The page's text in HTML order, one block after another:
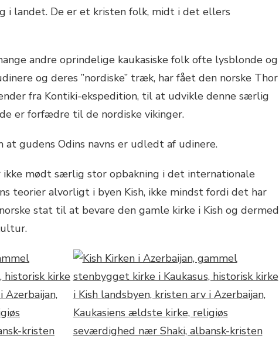
i landet. De er et kristen folk, midt i det ellers
andre oprindelige kaukasiske folk ofte lysblonde og
og deres ”nordiske” træk, har fået den norske Thor
fra Kontiki-ekspedition, til at udvikle denne særlig
er forfædre til de nordiske vikinger.
at gudens Odins navns er udledt af udinere.
ikke mødt særlig stor opbakning i det internationale
teorier alvorligt i byen Kish, ikke mindst fordi det har
stat til at bevare den gamle kirke i Kish og dermed